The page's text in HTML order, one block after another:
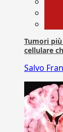
Tumori
cellulare
Salvo